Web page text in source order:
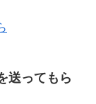
送ってもら